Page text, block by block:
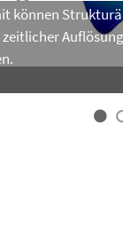
können
zeitlicher